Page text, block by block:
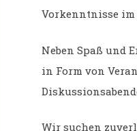
Vorkenntnisse
Neben Spaß und
in Form von
Wir suchen